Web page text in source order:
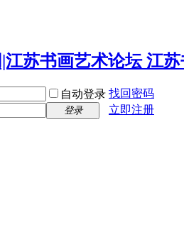
自动登录 找回密码
登录 立即注册